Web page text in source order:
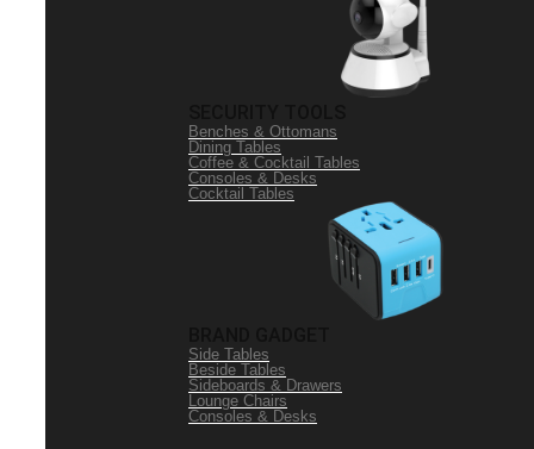
Benches & Ottomans
Dining Tables
Coffee & Cocktail Tables
Consoles & Desks
Cocktail Tables
Side Tables
Beside Tables
Sideboards & Drawers
Lounge Chairs
Consoles & Desks